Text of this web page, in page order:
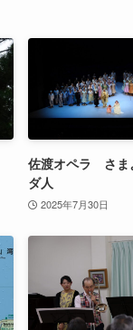
佐渡オペラ さま
ダ人
2025年7月30日